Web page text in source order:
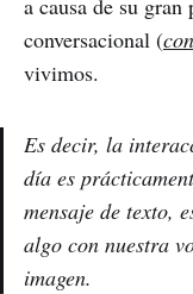
a causa de su
conversacional (
vivimos.
Es decir, la
día es
mensaje de texto,
algo con nuestra
imagen.